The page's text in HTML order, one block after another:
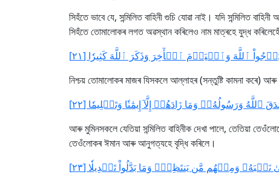
সিহঁতে ভাবে যে, সন্মিলিত বাহিনী গুচি যোৱা নাই। যদি সন্মিলিত
সিহঁতে তোমালোকৰ লগত অৱস্থান কৰিলেও নাম মাত্ৰহে যুদ্ধ
ٱللَّهَ وَٱلۡيَوۡمَ ٱلۡأٓخِرَ وَذَكَرَ ٱللَّهَ كَثِيرٗا [٢١]
নিশ্চয় তোমালোকৰ মাজৰ যিসকলে আল্লাহৰ (সন্তুষ্টি কামনা কৰে)
وَرَسُولُهُۥۚ وَمَا زَادَهُمۡ إِلَّآ إِيمَٰنٗا وَتَسۡلِيمٗا [٢٢]
আৰু মুমিনসকলে যেতিয়া সন্মিলিত বাহিনীক দেখা পালে, তেতিয়া
তেওঁলোকৰ ঈমান আৰু আনুগত্যহে বৃদ্ধি কৰিলে।
وَمِنۡهُم مَّن يَنتَظِرُۖ وَمَا بَدَّلُواْ تَبۡدِيلٗا [٢٣]